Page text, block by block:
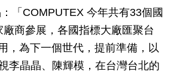
「COMPUTEX 今年共有33個國
商參展，各國指標大廠匯聚台
，為下一個世代，提前準備，以
李晶晶、陳輝模，在台灣台北的